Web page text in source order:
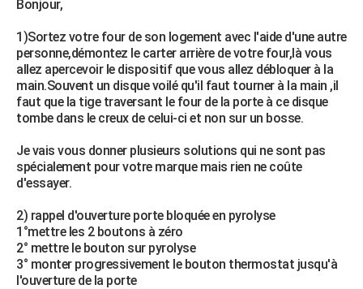
Bonjour,
1)Sortez votre four de son logement avec l'aide d'une autre
personne,démontez le carter arrière de votre four,là vous
allez apercevoir le dispositif que vous allez débloquer à la
main.Souvent un disque voilé qu'il faut tourner à la main ,il
faut que la tige traversant le four de la porte à ce disque
tombe dans le creux de celui-ci et non sur un bosse.
Je vais vous donner plusieurs solutions qui ne sont pas
spécialement pour votre marque mais rien ne coûte
d'essayer.
2) rappel d'ouverture porte bloquée en pyrolyse
1°mettre les 2 boutons à zéro
2° mettre le bouton sur pyrolyse
3° monter progressivement le bouton thermostat jusqu'à
l'ouverture de la porte